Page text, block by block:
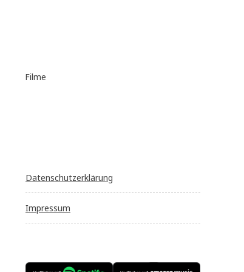
Filme
Datenschutzerklärung
Impressum